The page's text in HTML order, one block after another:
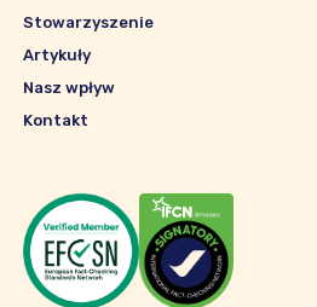
Stowarzyszenie
Artykuły
Nasz wpływ
Kontakt